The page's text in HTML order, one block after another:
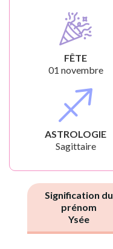
FÊTE
01 novembre
ASTROLOGIE
Sagittaire
Signification du
prénom
Ysée